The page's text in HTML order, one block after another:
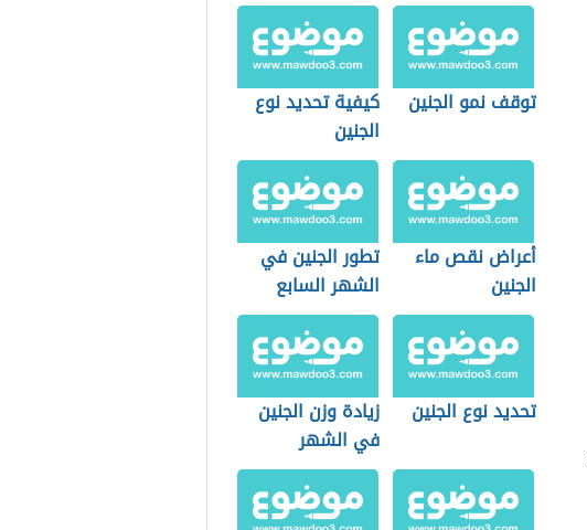
توقف نمو الجنين
كيفية تحديد نوع
الجنين
أعراض نقص ماء
الجنين
تطور الجنين في
الشهر السابع
تحديد نوع الجنين
زيادة وزن الجنين
في الشهر
السادس